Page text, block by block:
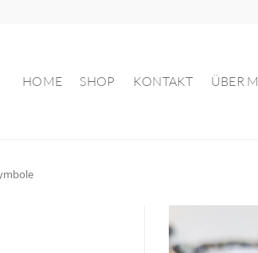
HOME SHOP KONTAKT ÜBER